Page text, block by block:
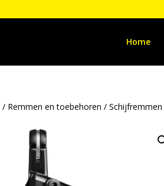
Home
/ Remmen en toebehoren /Schijfremmen